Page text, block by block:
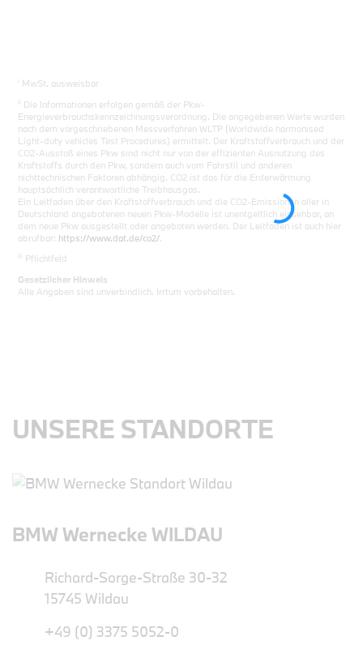
MwSt. ausweisbar
Die Informationen erfolgen gemäß der Pkw-
Energieverbrauchskennzeichnungsverordnung. Die angegebenen Werte wurden
nach dem vorgeschriebenen Messverfahren WLTP (Worldwide harmonised
Light-duty vehicles Test Procedures) ermittelt. Der Kraftstoffverbrauch und der
CO2-Ausstoß eines Pkw sind nicht nur von der effizienten Ausnutzung des
Kraftstoffs durch den Pkw, sondern auch vom Fahrstil und anderen
nichttechnischen Faktoren abhängig. CO2 ist das für die Erderwärmung
hauptsächlich verantwortliche Treibhausgas.
Ein Leitfaden über den Kraftstoffverbrauch und die CO2-Emissionen aller in
Deutschland angebotenen neuen Pkw-Modelle ist unentgeltlich einsehbar, an
dem neue Pkw ausgestellt oder angeboten werden. Der Leitfaden ist auch hier
abrufbar: https://www.dat.de/co2/.
Pflichtfeld
Gesetzlicher Hinweis
Alle Angaben sind unverbindlich. Irrtum vorbehalten.
UNSERE STANDORTE
BMW Wernecke WILDAU
Richard-Sorge-Straße 30-32
15745 Wildau
+49 (0) 3375 5052-0